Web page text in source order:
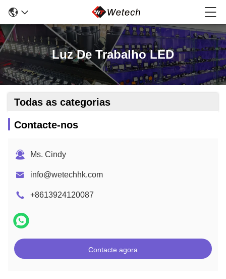
Luz De Trabalho LED
Todas as categorias
Contacte-nos
Ms. Cindy
info@wetechhk.com
+8613924120087
Contacte agora